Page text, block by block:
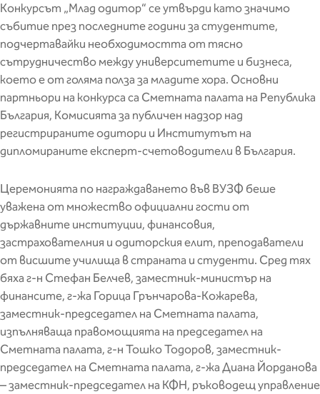
Конкурсът „Млад одитор“ се утвърди като значимо
събитие през последните години за студентите,
подчертавайки необходимостта от тясно
сътрудничество между университетите и бизнеса,
което е от голяма полза за младите хора. Основни
партньори на конкурса са Сметната палата на Република
България, Комисията за публичен надзор над
регистрираните одитори и Институтът на
дипломираните експерт-счетоводители в България.
Церемонията по награждаването във ВУЗФ беше
уважена от множество официални гости от
държавните институции, финансовия,
застрахователния и одиторския елит, преподаватели
от висшите училища в страната и студенти. Сред тях
бяха г-н Стефан Белчев, заместник-министър на
финансите, г-жа Горица Грънчарова-Кожарева,
заместник-председател на Сметната палата,
изпълняваща правомощията на председател на
Сметната палата, г-н Тошко Тодоров, заместник-
председател на Сметната палата, г-жа Диана Йорданова
– заместник-председател на КФН, ръководещ управление